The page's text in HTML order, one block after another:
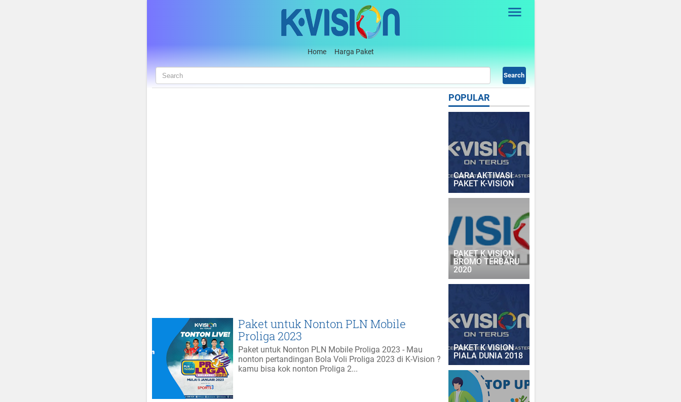
Skip to main content
Home Harga Paket
Paket untuk Nonton PLN Mobile
Proliga 2023
Paket untuk Nonton PLN Mobile Proliga 2023 - Mau
nonton pertandingan Bola Voli Proliga 2023 di K-Vision ?
kamu bisa kok nonton Proliga 2...
POPULAR
CARA AKTIVASI
PAKET K-VISION
PAKET K VISION
BROMO TERBARU
2020
PAKET K VISION
PIALA DUNIA 2018